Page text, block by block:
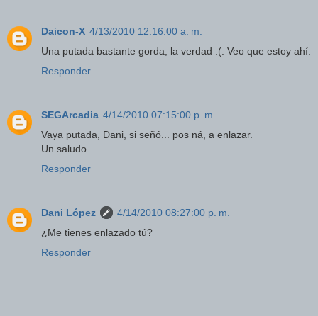
Daicon-X 4/13/2010 12:16:00 a. m.
Una putada bastante gorda, la verdad :(. Veo que estoy ahí.
Responder
SEGArcadia 4/14/2010 07:15:00 p. m.
Vaya putada, Dani, si señó... pos ná, a enlazar.
Un saludo
Responder
Dani López
4/14/2010 08:27:00 p. m.
¿Me tienes enlazado tú?
Responder